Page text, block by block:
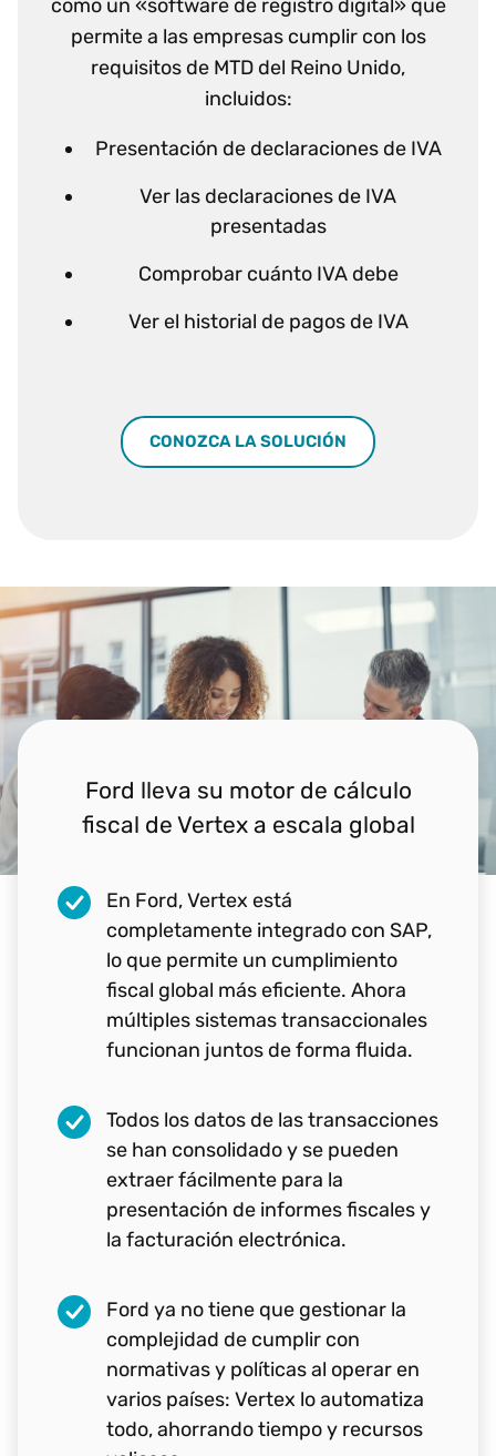
como un «software de registro digital» que
permite a las empresas cumplir con los
requisitos de MTD del Reino Unido,
incluidos:
Presentación de declaraciones de IVA
Ver las declaraciones de IVA
presentadas
Comprobar cuánto IVA debe
Ver el historial de pagos de IVA
CONOZCA LA SOLUCIÓN
Ford lleva su motor de cálculo
fiscal de Vertex a escala global
En Ford, Vertex está
completamente integrado con SAP,
lo que permite un cumplimiento
fiscal global más eficiente. Ahora
múltiples sistemas transaccionales
funcionan juntos de forma fluida.
Todos los datos de las transacciones
se han consolidado y se pueden
extraer fácilmente para la
presentación de informes fiscales y
la facturación electrónica.
Ford ya no tiene que gestionar la
complejidad de cumplir con
normativas y políticas al operar en
varios países: Vertex lo automatiza
todo, ahorrando tiempo y recursos
Novartis consigue una visión fiscal
más clara con Vertex y SAP
La integración fluida entre Vertex y
SAP S/4HANAha permitido a
Novartis mejorar las operaciones
mediante la automatización
inteligente y la gestión centralizada
de la fiscalidad indirecta.
Los procesos fiscales globales
estandarizados impulsados por
Vertex hanmejorado el
cumplimiento normativo,
reducido los errores y ofrecido
las jurisdicciones.
La determinación fiscal proactiva
y optimizada y la visibilidad de los
datoshan ayudado a la empresa a
Siemens: una historia de
transformación con SAP S/4HANA
Mayor precisión en las
declaraciones de impuestos sobre
uso del consumidor
Facturación más precisa y mejores
índices de satisfacción del cliente
Visibilidad del dinero que Siemens
ha ahorrado desde que cambió a
Vertex, hasta el último céntimo,
mediante un informe personalizado